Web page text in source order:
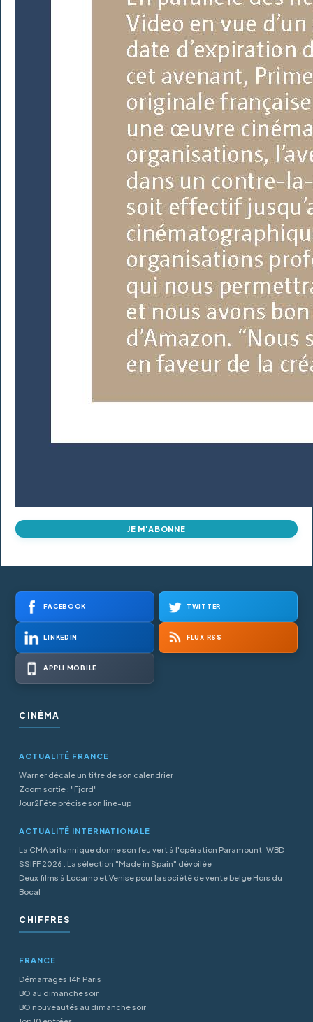
JE M'ABONNE
FACEBOOK TWITTER
LINKEDIN FLUX RSS
APPLI MOBILE
CINÉMA
ACTUALITÉ FRANCE
Warner décale un titre de son calendrier
Zoom sortie : "Fjord"
Jour2Fête précise son line-up
ACTUALITÉ INTERNATIONALE
La CMA britannique donne son feu vert à l'opération Paramount-WBD
SSIFF 2026 : La sélection "Made in Spain" dévoilée
Deux films à Locarno et Venise pour la société de vente belge Hors du
Bocal
CHIFFRES
FRANCE
Démarrages 14h Paris
BO au dimanche soir
BO nouveautés au dimanche soir